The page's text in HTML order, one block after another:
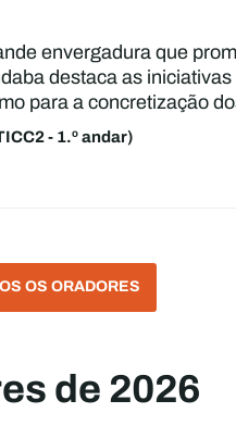
envergadura que
destaca as
para a concretização
- 1.º andar)
OS ORADORES
de 2026